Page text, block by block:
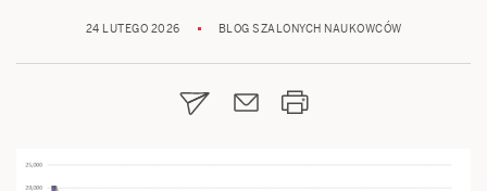
24 LUTEGO 2026 BLOG SZALONYCH NAUKOWCÓW